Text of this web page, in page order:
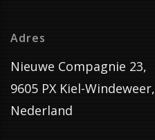
Adres
Nieuwe Compagnie 23,
9605 PX Kiel-Windeweer,
Nederland